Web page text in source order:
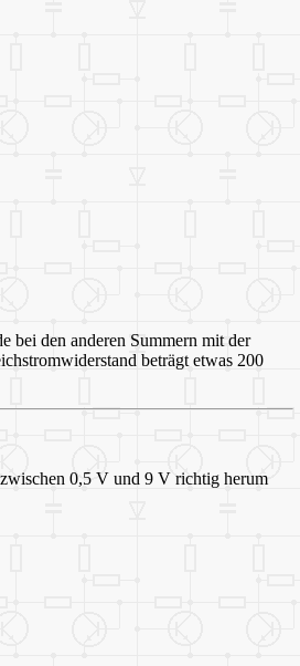
bei den anderen Summern mit der
beträgt etwas 200
0,5 V und 9 V richtig herum